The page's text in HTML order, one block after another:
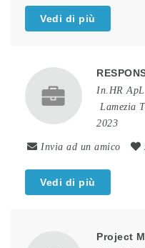
Vedi di più
In.HR
Lamezia
2023
Invia ad un amico
Vedi di più
Project